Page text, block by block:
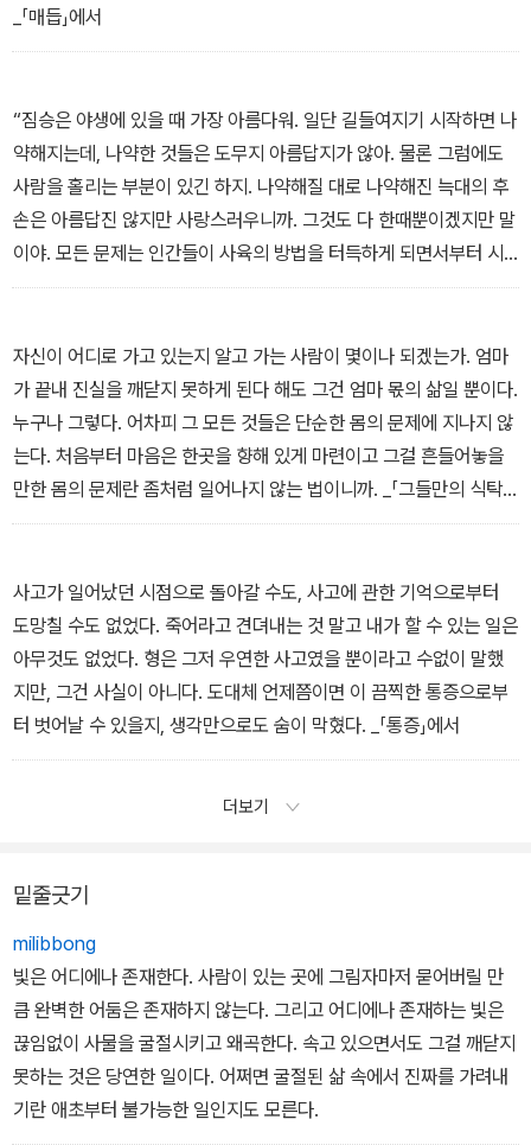
_「매듭」에서
“짐승은 야생에 있을 때 가장 아름다워. 일단 길들여지기 시작하면 나
약해지는데, 나약한 것들은 도무지 아름답지가 않아. 물론 그럼에도
사람을 홀리는 부분이 있긴 하지. 나약해질 대로 나약해진 늑대의 후
손은 아름답진 않지만 사랑스러우니까. 그것도 다 한때뿐이겠지만 말
이야. 모든 문제는 인간들이 사육의 방법을 터득하게 되면서부터 시
작됐어. 사육 당하게 된 짐승들뿐만이 아니라 사육하게 된 인간 자신
자신이 어디로 가고 있는지 알고 가는 사람이 몇이나 되겠는가. 엄마
가 끝내 진실을 깨닫지 못하게 된다 해도 그건 엄마 몫의 삶일 뿐이다.
누구나 그렇다. 어차피 그 모든 것들은 단순한 몸의 문제에 지나지 않
는다. 처음부터 마음은 한곳을 향해 있게 마련이고 그걸 흔들어놓을
만한 몸의 문제란 좀처럼 일어나지 않는 법이니까. _「그들만의 식탁」
에서
사고가 일어났던 시점으로 돌아갈 수도, 사고에 관한 기억으로부터
도망칠 수도 없었다. 죽어라고 견뎌내는 것 말고 내가 할 수 있는 일은
아무것도 없었다. 형은 그저 우연한 사고였을 뿐이라고 수없이 말했
지만, 그건 사실이 아니다. 도대체 언제쯤이면 이 끔찍한 통증으로부
터 벗어날 수 있을지, 생각만으로도 숨이 막혔다. _「통증」에서
더보기
밑줄긋기
milibbong
빛은 어디에나 존재한다. 사람이 있는 곳에 그림자마저 묻어버릴 만
큼 완벽한 어둠은 존재하지 않는다. 그리고 어디에나 존재하는 빛은
끊임없이 사물을 굴절시키고 왜곡한다. 속고 있으면서도 그걸 깨닫지
못하는 것은 당연한 일이다. 어쩌면 굴절된 삶 속에서 진짜를 가려내
기란 애초부터 불가능한 일인지도 모른다.